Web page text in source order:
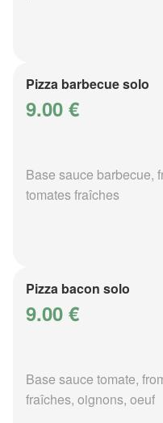
Pizza barbecue solo
9.00 €
Base sauce barbecue,
tomates fraîches
Pizza bacon solo
9.00 €
Base sauce tomate,
fraîches, oignons, oeuf